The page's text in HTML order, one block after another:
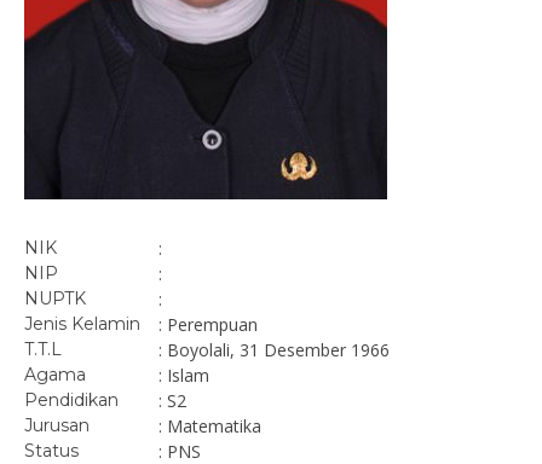
NIK :
NIP :
NUPTK :
Jenis Kelamin : Perempuan
T.T.L : Boyolali, 31 Desember 1966
Agama : Islam
Pendidikan : S2
Jurusan : Matematika
Status : PNS